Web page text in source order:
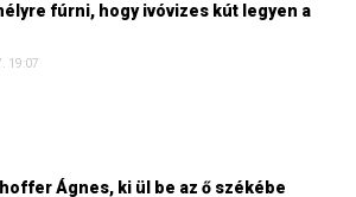
fúrni, hogy ivóvizes kút legyen a
19:07
Ágnes, ki ül be az ő székébe